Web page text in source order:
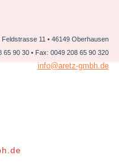
Feldstrasse 11 • 46149 Oberhausen
65 90 30 • Fax: 0049 208 65 90 320
info@aretz-gmbh.de